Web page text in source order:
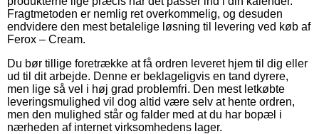
Fragtmetoden er nemlig ret overkommelig, og desuden
endvidere den mest betalelige løsning til levering ved køb af
Ferox – Cream.
Du bør tillige foretrække at få ordren leveret hjem til dig eller
ud til dit arbejde. Denne er beklageligvis en tand dyrere,
men lige så vel i høj grad problemfri. Den mest letkøbte
leveringsmulighed vil dog altid være selv at hente ordren,
men den mulighed står og falder med at du har bopæl i
nærheden af internet virksomhedens lager.